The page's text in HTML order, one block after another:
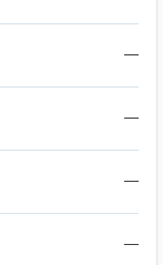
—
—
—
—